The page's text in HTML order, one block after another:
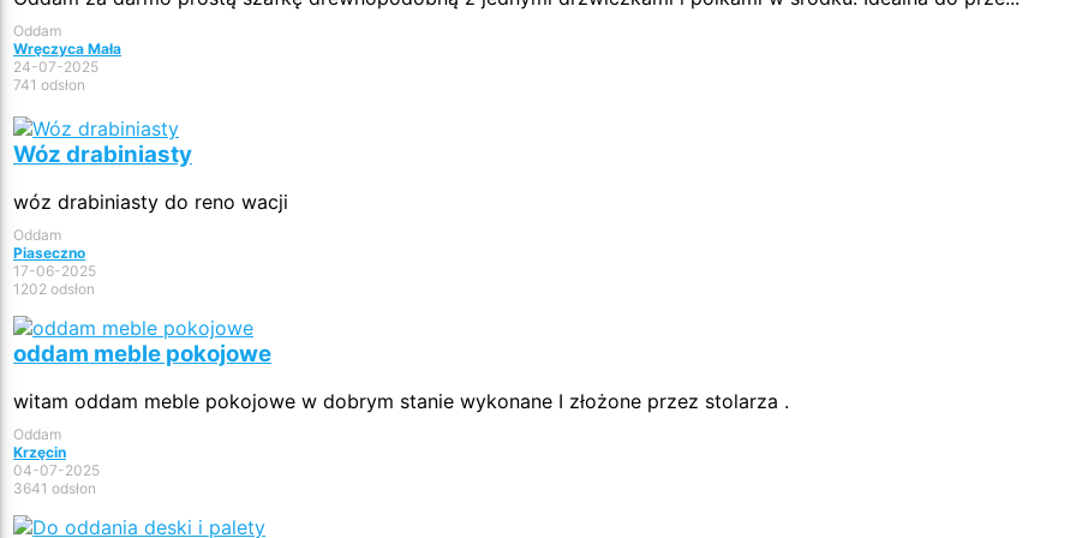
Oddam
Wręczyca Mała
24-07-2025
741 odsłon
Wóz drabiniasty
wóz drabiniasty do reno wacji
Oddam
Piaseczno
17-06-2025
1202 odsłon
oddam meble pokojowe
witam oddam meble pokojowe w dobrym stanie wykonane I złożone przez stolarza .
Oddam
Krzęcin
04-07-2025
3641 odsłon